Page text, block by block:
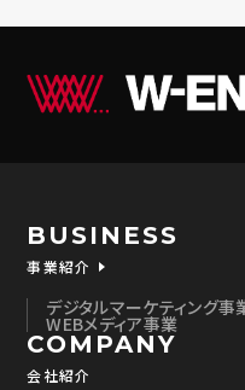
BUSINESS
事業紹介
デジタルマーケティング事
WEBメディア事業
COMPANY
会社紹介